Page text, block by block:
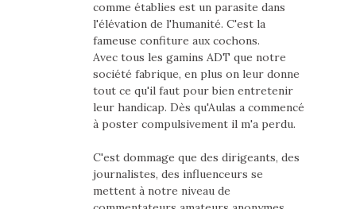
comme établies est un parasite dans
l'élévation de l'humanité. C'est la
fameuse confiture aux cochons.
Avec tous les gamins ADT que notre
société fabrique, en plus on leur donne
tout ce qu'il faut pour bien entretenir
leur handicap. Dès qu'Aulas a commencé
à poster compulsivement il m'a perdu.
C'est dommage que des dirigeants, des
journalistes, des influenceurs se
mettent à notre niveau de